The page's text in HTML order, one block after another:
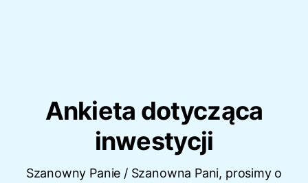
Ankieta dotycząca
inwestycji
Szanowny Panie / Szanowna Pani, prosimy o